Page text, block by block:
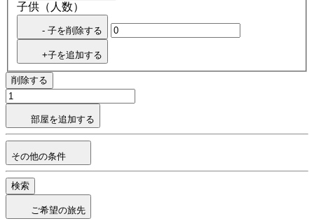
子供（人数）
- 子を削除する
+子を追加する
削除する
部屋を追加する
その他の条件
検索
ご希望の旅先